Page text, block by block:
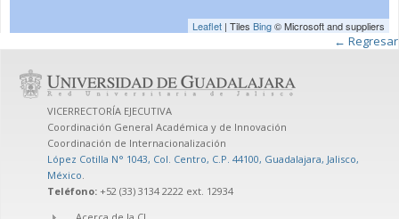
Leaflet | Tiles Bing© Microsoft and suppliers
← Regresar
VICERRECTORÍA EJECUTIVA
Coordinación General Académica y de Innovación
Coordinación de Internacionalización
López Cotilla N° 1043, Col. Centro, C.P. 44100, Guadalajara, Jalisco,
México.
Teléfono: +52 (33) 3134 2222 ext. 12934